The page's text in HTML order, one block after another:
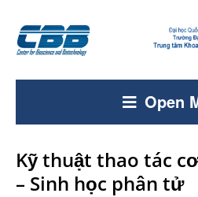
Open
Kỹ thuật thao tác
– Sinh học phân tử